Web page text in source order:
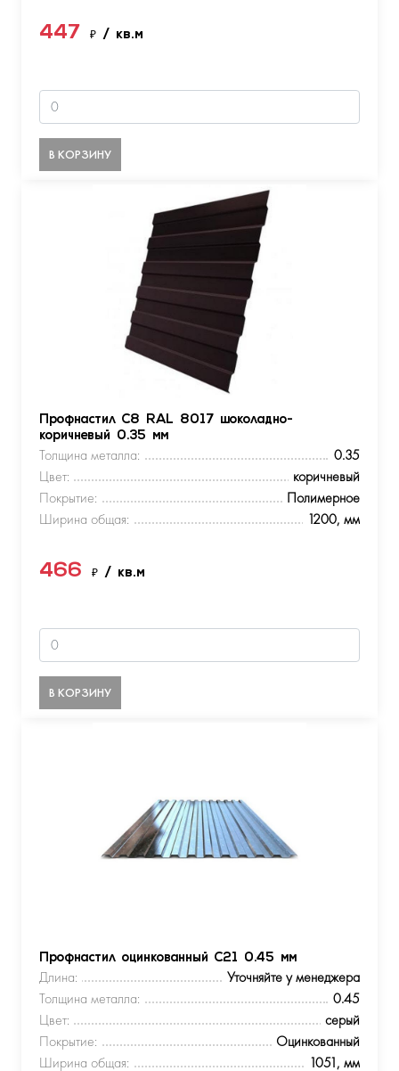
447 ₽ / кв.м
В КОРЗИНУ
Профнастил С8 RAL 8017 шоколадно-
коричневый 0.35 мм
Толщина металла:
0.35
Цвет:
коричневый
Покрытие:
Полимерное
Ширина общая:
1200, мм
466 ₽ / кв.м
В КОРЗИНУ
Профнастил оцинкованный С21 0.45 мм
Длина:
Уточняйте у менеджера
Толщина металла:
0.45
Цвет:
серый
Покрытие:
Оцинкованный
Ширина общая:
1051, мм